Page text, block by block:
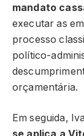
mandato
executar as
processo
político-
orçamentária.
Em seguida,